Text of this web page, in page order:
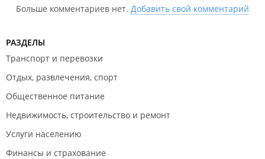
Больше комментариев нет. Добавить свой комментарий
РАЗДЕЛЫ
Транспорт и перевозки
Отдых, развлечения, спорт
Общественное питание
Недвижимость, строительство и ремонт
Услуги населению
Финансы и страхование